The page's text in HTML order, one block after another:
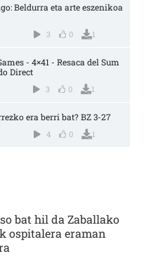
Beldurra eta arte eszenikoa
3 0 1
- 4×41 - Resaca del Sum
Direct
3 0 1
era berri bat? BZ 3-27
4 0 1
bat hil da Zaballako
ospitalera eraman